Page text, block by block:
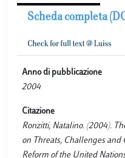
Scheda completa
Anno di pubblicazione
2004
Citazione
Ronzitti, Natalino. (2004).
on Threats, Challenges and
Reform of the United